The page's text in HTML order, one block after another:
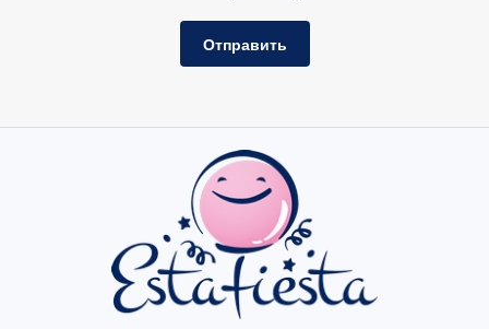
Отправить